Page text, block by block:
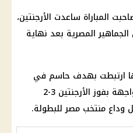
المباراة ساعدت الأرجنتين،
المصرية بعد نهاية
ارتبطت بهدف حاسم في
نتيجة المباراة، حيث انتهت المواجهة بفوز الأرجنتين 3-2
وداع منتخب مصر للبطولة.